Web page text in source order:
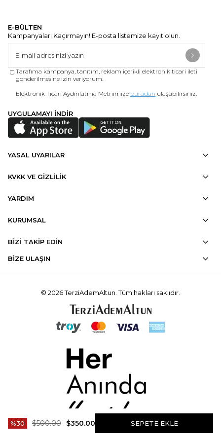
E-BÜLTEN
Kampanyaları Kaçırmayın! E-posta listemize kayıt olun.
Tarafıma kampanya, tanıtım, reklam içerikli elektronik ticari ileti
gönderilmesine izin veriyorum.
Elektronik Ticari Aydınlatma Metnimize buradan ulaşabilirsiniz.
UYGULAMAYI İNDİR
YASAL UYARILAR
KVKK VE GİZLİLİK
YARDIM
KURUMSAL
BİZİ TAKİP EDİN
BİZE ULAŞIN
© 2026 TerziAdemAltun. Tüm hakları saklıdır.
30 $500.00 $350.00